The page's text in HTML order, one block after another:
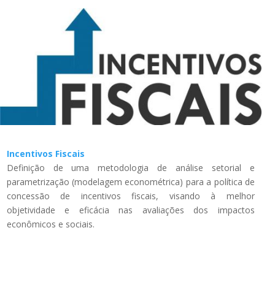
Incentivos Fiscais
Definição de uma metodologia de análise setorial e
parametrização (modelagem econométrica) para a política de
concessão de incentivos fiscais, visando à melhor
objetividade e eficácia nas avaliações dos impactos
econômicos e sociais.